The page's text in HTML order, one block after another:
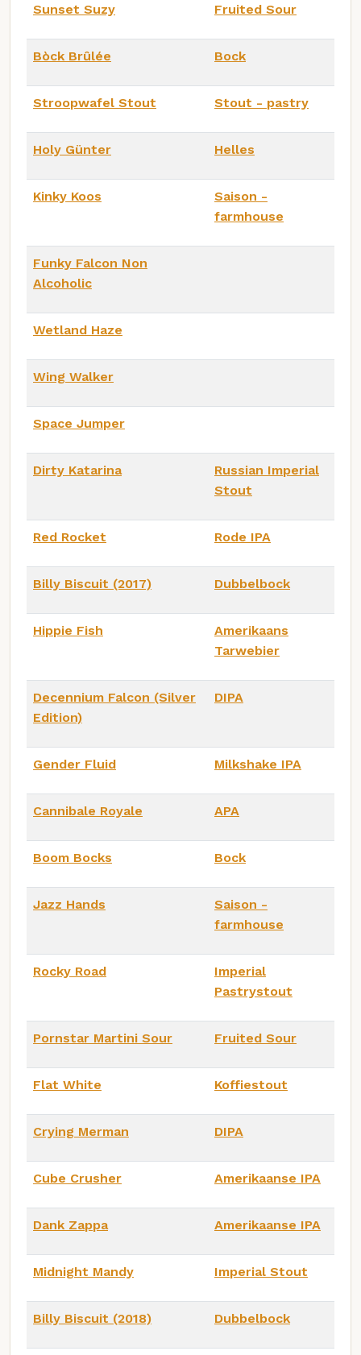
Sunset Suzy Fruited Sour
Bòck Brûlée Bock
Stroopwafel Stout Stout - pastry
Holy Günter Helles
Kinky Koos
Saison -
farmhouse
Funky Falcon Non
Alcoholic
Wetland Haze
Wing Walker
Space Jumper
Dirty Katarina
Russian Imperial
Stout
Red Rocket Rode IPA
Billy Biscuit (2017) Dubbelbock
Hippie Fish
Amerikaans
Tarwebier
Decennium Falcon (Silver
Edition)
DIPA
Gender Fluid Milkshake IPA
Cannibale Royale APA
Boom Bocks Bock
Jazz Hands
Saison -
farmhouse
Rocky Road
Imperial
Pastrystout
Pornstar Martini Sour Fruited Sour
Flat White Koffiestout
Crying Merman DIPA
Cube Crusher Amerikaanse IPA
Dank Zappa Amerikaanse IPA
Midnight Mandy Imperial Stout
Billy Biscuit (2018) Dubbelbock